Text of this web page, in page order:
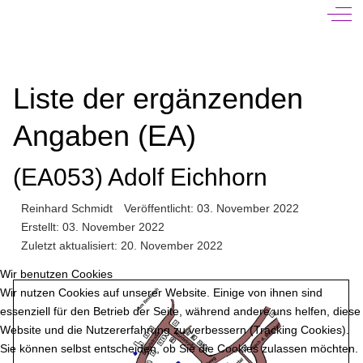
Off-
Liste der ergänzenden
Angaben (EA)
(EA053) Adolf Eichhorn
Reinhard Schmidt
Veröffentlicht: 03. November 2022
Erstellt: 03. November 2022
Zuletzt aktualisiert: 20. November 2022
Wir benutzen Cookies
Wir nutzen Cookies auf unserer Website. Einige von ihnen sind
essenziell für den Betrieb der Seite, während andere uns helfen, diese
Website und die Nutzererfahrung zu verbessern (Tracking Cookies).
Sie können selbst entscheiden, ob Sie die Cookies zulassen möchten.